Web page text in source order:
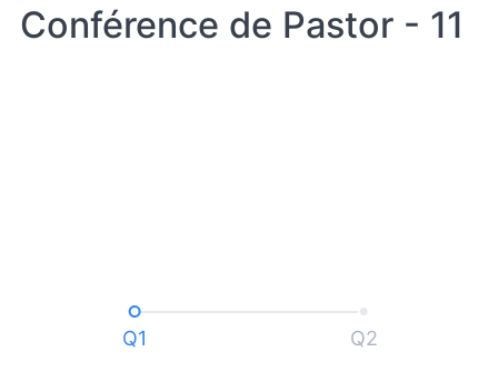
Conférence de Pastor - 11
Q1 Q2